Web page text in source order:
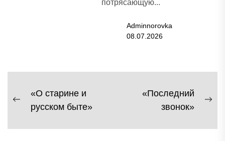
потрясающую...
Adminnorovka
08.07.2026
Навигация
записям
Previous
«О старине и
русском быте»
«Последний
звонок»